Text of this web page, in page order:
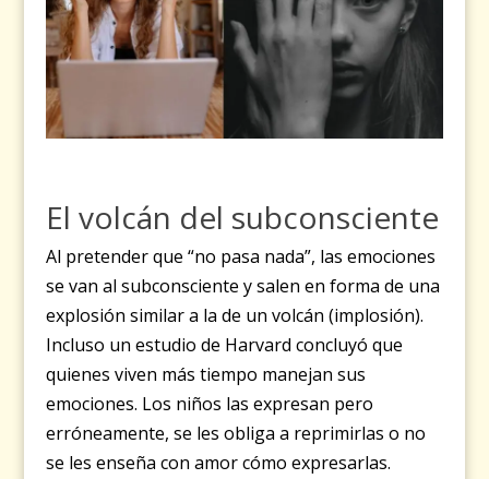
El volcán del subconsciente
Al pretender que “no pasa nada”, las emociones
se van al subconsciente y salen en forma de una
explosión similar a la de un volcán (implosión).
Incluso un estudio de Harvard concluyó que
quienes viven más tiempo manejan sus
emociones. Los niños las expresan pero
erróneamente, se les obliga a reprimirlas o no
se les enseña con amor cómo expresarlas.